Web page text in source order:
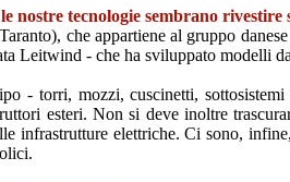
nostre tecnologie sembrano
che appartiene al gruppo
Leitwind - che ha sviluppato modelli
- torri, mozzi, cuscinetti,
esteri. Non si deve inoltre
infrastrutture elettriche. Ci sono,